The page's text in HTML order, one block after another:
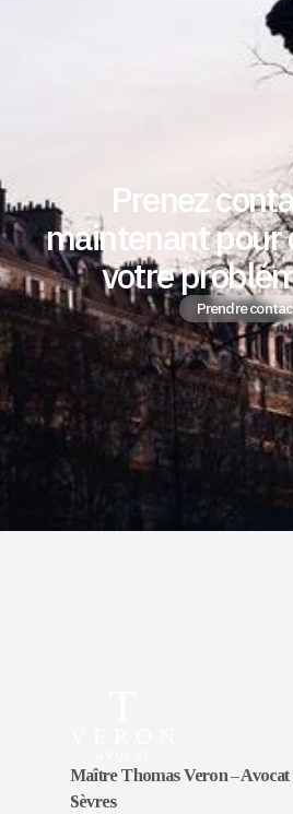
Prenez
maintenant pour
votre
Prendre
Maître Thomas Veron – Avocat
Sèvres